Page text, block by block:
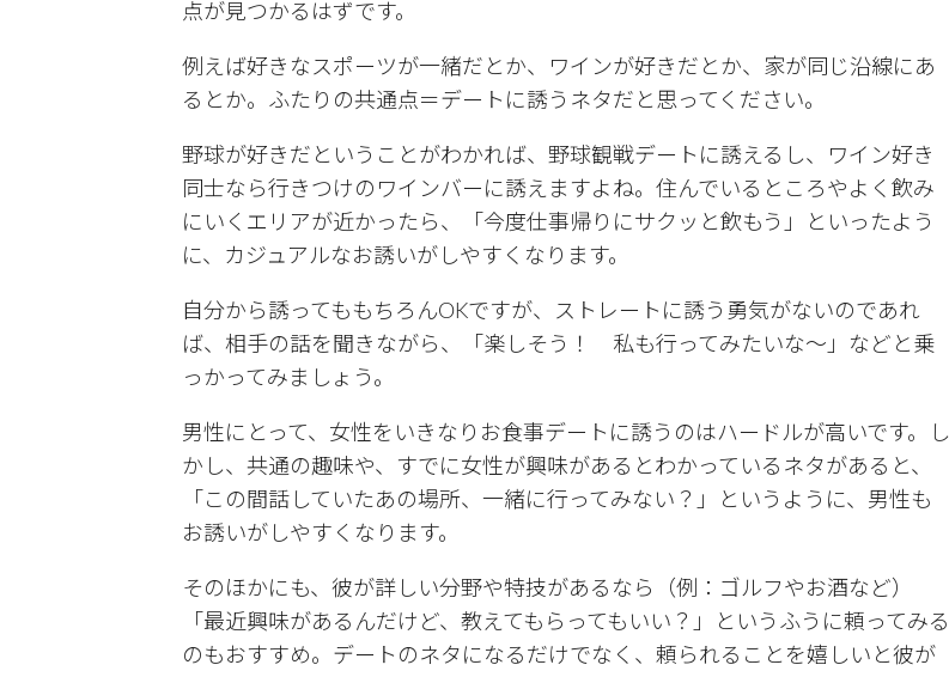
点が見つかるはずです。
例えば好きなスポーツが一緒だとか、ワインが好きだとか、家が同じ沿線にあ
るとか。ふたりの共通点＝デートに誘うネタだと思ってください。
野球が好きだということがわかれば、野球観戦デートに誘えるし、ワイン好き
同士なら行きつけのワインバーに誘えますよね。住んでいるところやよく飲み
にいくエリアが近かったら、「今度仕事帰りにサクッと飲もう」といったよう
に、カジュアルなお誘いがしやすくなります。
自分から誘ってももちろんOKですが、ストレートに誘う勇気がないのであれ
ば、相手の話を聞きながら、「楽しそう！ 私も行ってみたいな〜」などと乗
っかってみましょう。
男性にとって、女性をいきなりお食事デートに誘うのはハードルが高いです。し
かし、共通の趣味や、すでに女性が興味があるとわかっているネタがあると、
「この間話していたあの場所、一緒に行ってみない？」というように、男性も
お誘いがしやすくなります。
そのほかにも、彼が詳しい分野や特技があるなら（例：ゴルフやお酒など）
「最近興味があるんだけど、教えてもらってもいい？」というふうに頼ってみる
のもおすすめ。デートのネタになるだけでなく、頼られることを嬉しいと彼が